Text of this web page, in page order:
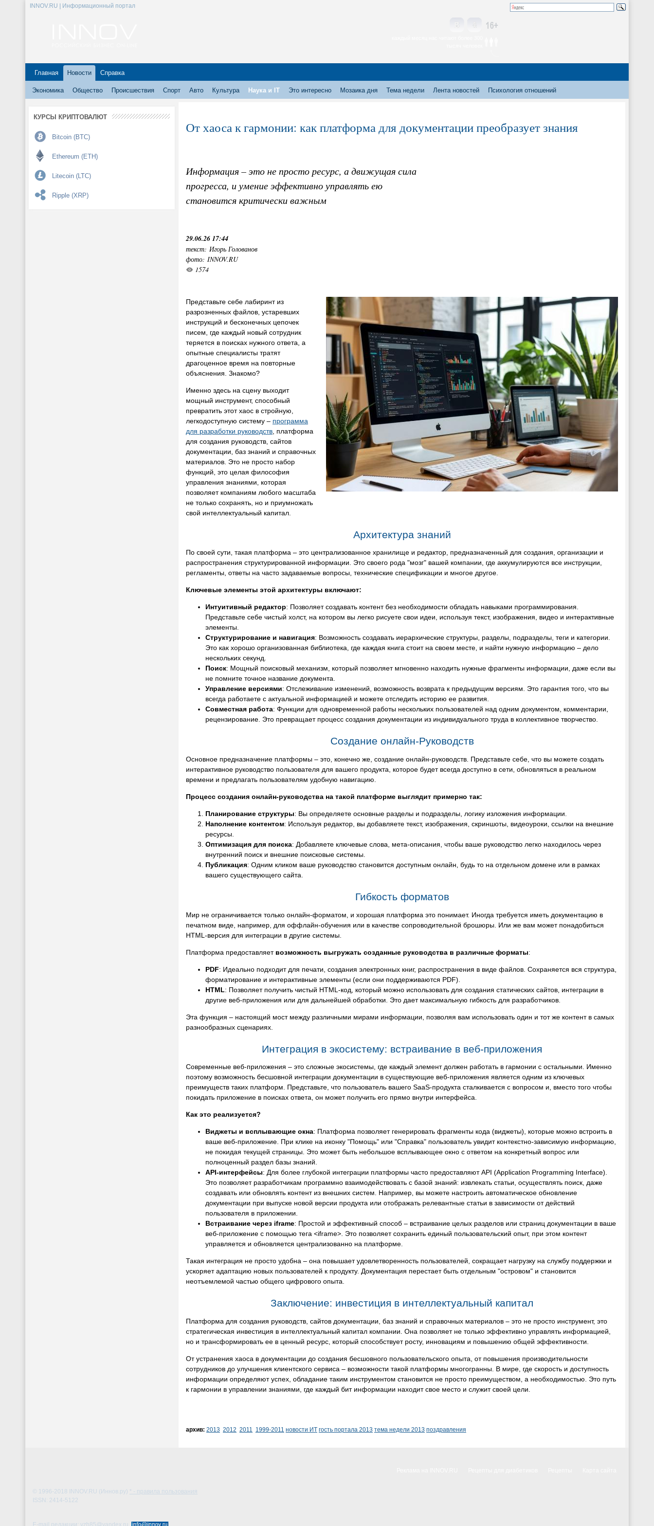
INNOV.RU | Информационный портал
Главная Новости Справка
Экономика Общество Происшествия Спорт Авто Культура Наука и IT Это интересно Мозаика дня Тема недели Лента новостей Психология отношений
КУРСЫ КРИПТОВАЛЮТ
Bitcoin (BTC)
Ethereum (ETH)
Litecoin (LTC)
Ripple (XRP)
От хаоса к гармонии: как платформа для документации преобразует знания
Информация – это не просто ресурс, а движущая сила
прогресса, и умение эффективно управлять ею
становится критически важным
29.06.26 17:44
текст: Игорь Голованов
фото: INNOV.RU
1574
Представьте себе лабиринт из
разрозненных файлов, устаревших
инструкций и бесконечных цепочек
писем, где каждый новый сотрудник
теряется в поисках нужного ответа, а
опытные специалисты тратят
драгоценное время на повторные
объяснения. Знакомо?
Именно здесь на сцену выходит
мощный инструмент, способный
превратить этот хаос в стройную,
легкодоступную систему – программа
для разработки руководств , платформа
для создания руководств, сайтов
документации, баз знаний и справочных
материалов. Это не просто набор
функций, это целая философия
управления знаниями, которая
позволяет компаниям любого масштаба
не только сохранять, но и приумножать
свой интеллектуальный капитал.
Архитектура знаний
По своей сути, такая платформа – это централизованное хранилище и редактор, предназначенный для создания, организации и
распространения структурированной информации. Это своего рода "мозг" вашей компании, где аккумулируются все инструкции,
регламенты, ответы на часто задаваемые вопросы, технические спецификации и многое другое.
Ключевые элементы этой архитектуры включают:
Интуитивный редактор: Позволяет создавать контент без необходимости обладать навыками программирования.
Представьте себе чистый холст, на котором вы легко рисуете свои идеи, используя текст, изображения, видео и интерактивные
элементы.
Структурирование и навигация: Возможность создавать иерархические структуры, разделы, подразделы, теги и категории.
Это как хорошо организованная библиотека, где каждая книга стоит на своем месте, и найти нужную информацию – дело
нескольких секунд.
Поиск: Мощный поисковый механизм, который позволяет мгновенно находить нужные фрагменты информации, даже если вы
не помните точное название документа.
Управление версиями: Отслеживание изменений, возможность возврата к предыдущим версиям. Это гарантия того, что вы
всегда работаете с актуальной информацией и можете отследить историю ее развития.
Совместная работа: Функции для одновременной работы нескольких пользователей над одним документом, комментарии,
рецензирование. Это превращает процесс создания документации из индивидуального труда в коллективное творчество.
Создание онлайн-Руководств
Основное предназначение платформы – это, конечно же, создание онлайн-руководств. Представьте себе, что вы можете создать
интерактивное руководство пользователя для вашего продукта, которое будет всегда доступно в сети, обновляться в реальном
времени и предлагать пользователям удобную навигацию.
Процесс создания онлайн-руководства на такой платформе выглядит примерно так:
Планирование структуры: Вы определяете основные разделы и подразделы, логику изложения информации.
Наполнение контентом: Используя редактор, вы добавляете текст, изображения, скриншоты, видеоуроки, ссылки на внешние
ресурсы.
Оптимизация для поиска: Добавляете ключевые слова, мета-описания, чтобы ваше руководство легко находилось через
внутренний поиск и внешние поисковые системы.
Публикация: Одним кликом ваше руководство становится доступным онлайн, будь то на отдельном домене или в рамках
вашего существующего сайта.
Гибкость форматов
Мир не ограничивается только онлайн-форматом, и хорошая платформа это понимает. Иногда требуется иметь документацию в
печатном виде, например, для оффлайн-обучения или в качестве сопроводительной брошюры. Или же вам может понадобиться
HTML-версия для интеграции в другие системы.
Платформа предоставляет возможность выгружать созданные руководства в различные форматы:
PDF: Идеально подходит для печати, создания электронных книг, распространения в виде файлов. Сохраняется вся структура,
форматирование и интерактивные элементы (если они поддерживаются PDF).
HTML: Позволяет получить чистый HTML-код, который можно использовать для создания статических сайтов, интеграции в
другие веб-приложения или для дальнейшей обработки. Это дает максимальную гибкость для разработчиков.
Эта функция – настоящий мост между различными мирами информации, позволяя вам использовать один и тот же контент в самых
разнообразных сценариях.
Интеграция в экосистему: встраивание в веб-приложения
Современные веб-приложения – это сложные экосистемы, где каждый элемент должен работать в гармонии с остальными. Именно
поэтому возможность бесшовной интеграции документации в существующие веб-приложения является одним из ключевых
преимуществ таких платформ. Представьте, что пользователь вашего SaaS-продукта сталкивается с вопросом и, вместо того чтобы
покидать приложение в поисках ответа, он может получить его прямо внутри интерфейса.
Как это реализуется?
Виджеты и всплывающие окна: Платформа позволяет генерировать фрагменты кода (виджеты), которые можно встроить в
ваше веб-приложение. При клике на иконку "Помощь" или "Справка" пользователь увидит контекстно-зависимую информацию,
не покидая текущей страницы. Это может быть небольшое всплывающее окно с ответом на конкретный вопрос или
полноценный раздел базы знаний.
API-интерфейсы: Для более глубокой интеграции платформы часто предоставляют API (Application Programming Interface).
Это позволяет разработчикам программно взаимодействовать с базой знаний: извлекать статьи, осуществлять поиск, даже
создавать или обновлять контент из внешних систем. Например, вы можете настроить автоматическое обновление
документации при выпуске новой версии продукта или отображать релевантные статьи в зависимости от действий
пользователя в приложении.
Встраивание через iframe: Простой и эффективный способ – встраивание целых разделов или страниц документации в ваше
веб-приложение с помощью тега <iframe>. Это позволяет сохранить единый пользовательский опыт, при этом контент
управляется и обновляется централизованно на платформе.
Такая интеграция не просто удобна – она повышает удовлетворенность пользователей, сокращает нагрузку на службу поддержки и
ускоряет адаптацию новых пользователей к продукту. Документация перестает быть отдельным "островом" и становится
неотъемлемой частью общего цифрового опыта.
Заключение: инвестиция в интеллектуальный капитал
Платформа для создания руководств, сайтов документации, баз знаний и справочных материалов – это не просто инструмент, это
стратегическая инвестиция в интеллектуальный капитал компании. Она позволяет не только эффективно управлять информацией,
но и трансформировать ее в ценный ресурс, который способствует росту, инновациям и повышению общей эффективности.
От устранения хаоса в документации до создания бесшовного пользовательского опыта, от повышения производительности
сотрудников до улучшения клиентского сервиса – возможности такой платформы многогранны. В мире, где скорость и доступность
информации определяют успех, обладание таким инструментом становится не просто преимуществом, а необходимостью. Это путь
к гармонии в управлении знаниями, где каждый бит информации находит свое место и служит своей цели.
архив: 2013 2012 2011 1999-2011 новости ИТ гость портала 2013 тема недели 2013 поздравления
© 1996-2018 INNOV.RU (Иннов.ру) * - правила пользования
ISSN: 2414-5122
E-mail редакции: vzh85@yandex.ru,